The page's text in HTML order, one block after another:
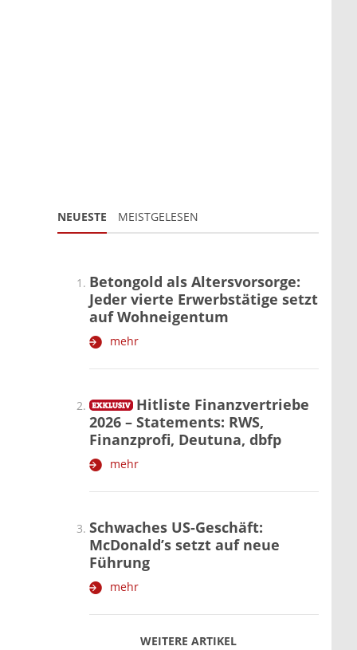
NEUESTE MEISTGELESEN
WEITERE ARTIKEL
zurückweiter
Betongold als Altersvorsorge:
Jeder vierte Erwerbstätige setzt
auf Wohneigentum
mehr
Hitliste Finanzvertriebe
2026 – Statements: RWS,
Finanzprofi, Deutuna, dbfp
mehr
Schwaches US-Geschäft:
McDonald’s setzt auf neue
Führung
mehr